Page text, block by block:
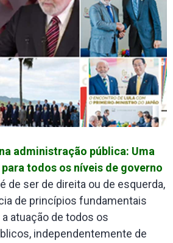
administração pública: Uma
todos os níveis de governo
de ser de direita ou de esquerda,
de princípios fundamentais
atuação de todos os
independentemente de